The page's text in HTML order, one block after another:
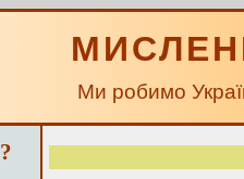
Ми робимо
?